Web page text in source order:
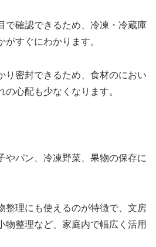
で確認できるため、冷凍・冷蔵庫
すぐにわかります。
り密封できるため、食材のにおい
心配も少なくなります。
やパン、冷凍野菜、果物の保存に
整理にも使えるのが特徴で、文房
物整理など、家庭内で幅広く活用